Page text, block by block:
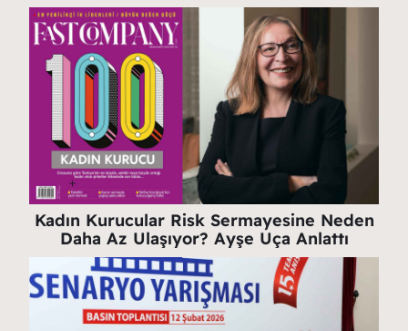
Kadın Kurucular Risk Sermayesine Neden
Daha Az Ulaşıyor? Ayşe Uça Anlattı